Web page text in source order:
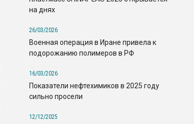
на днях
26/03/2026
Военная операция в Иране привела к
подорожанию полимеров в РФ
16/03/2026
Показатели нефтехимиков в 2025 году
сильно просели
12/12/2025